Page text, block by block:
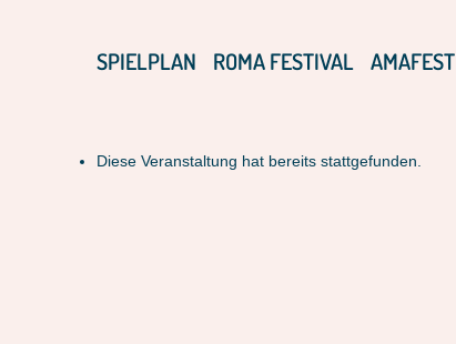
SPIELPLAN ROMA FESTIVAL AMAFEST
Diese Veranstaltung hat bereits stattgefunden.